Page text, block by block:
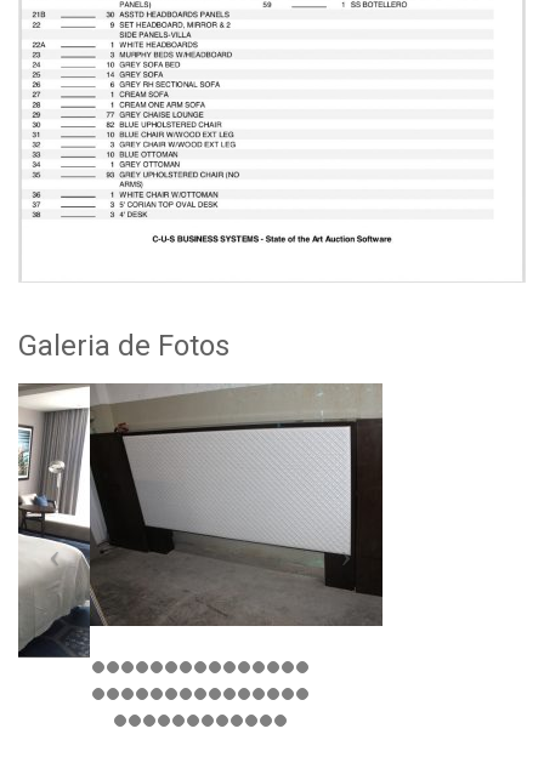
Galeria de Fotos